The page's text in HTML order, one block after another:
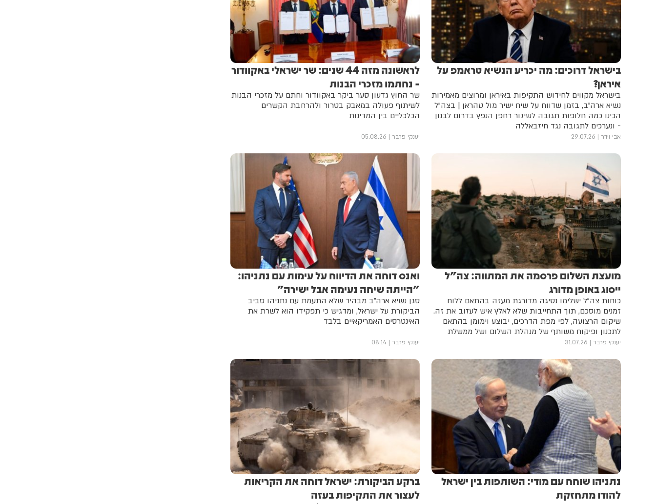
בישראל דרוכים: מה יכריע הנשיא טראמפ על
איראן?
בישראל מקווים לחידוש התקיפות באיראן ומרוצים מאמירות
נשיא ארה"ב, בזמן שדווח על שיח ישיר מול טהראן | בצה"ל
הכינו כמה חלופות תגובה לשיגור רחפן הנפץ בדרום לבנון
- ונערכים לתגובה נגד חיזבאללה
אבי וידר 29.07.26
לראשונה מזה 44 שנים: שר ישראלי באקוודור
- נחתמו מזכרי הבנות
שר החוץ גדעון סער ביקר באקוודור וחתם על מזכרי הבנות
לשיתוף פעולה במאבק בטרור ולהרחבת הקשרים
הכלכליים בין המדינות
יענקי פרבר 05.08.26
מועצת השלום פרסמה את המתווה: צה"ל
ייסוג באופן מדורג
כוחות צה"ל ישלימו נסיגה מדורגת מעזה בהתאם ללוח
זמנים מוסכם, תוך התחייבות שלא לאלץ איש לעזוב את זה.
שיקום הרצועה, לפי מפת הדרכים, יבוצע וימומן בהתאם
לתכנון ופיקוח משותף של מנהלת השלום ושל ממשלת
הטכנוקרטים
יענקי פרבר 31.07.26
ואנס דוחה את הדיווח על עימות עם נתניהו:
"הייתה שיחה נעימה אבל ישירה"
סגן נשיא ארה"ב מבהיר שלא התעמת עם נתניהו סביב
הביקורת על ישראל, ומדגיש כי תפקידו הוא לשרת את
האינטרסים האמריקאיים בלבד
יענקי פרבר 08:14
נתניהו שוחח עם מודי: השותפות בין ישראל
להודו מתחזקת
ברקע הביקורת: ישראל דוחה את הקריאות
לעצור את התקיפות בעזה